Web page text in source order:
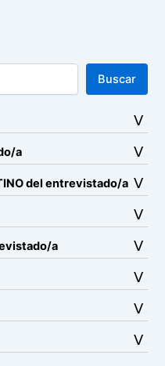
Buscar
a
del entrevistado/a
a